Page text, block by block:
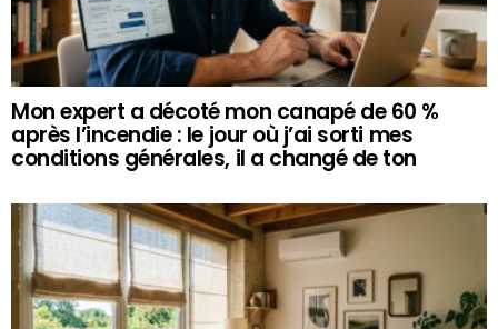
Mon expert a décoté mon canapé de 60 %
après l’incendie : le jour où j’ai sorti mes
conditions générales, il a changé de ton